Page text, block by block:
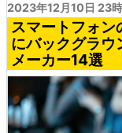
2023年12月10日 23
スマートフォン
にバックグラウ
メーカー14選